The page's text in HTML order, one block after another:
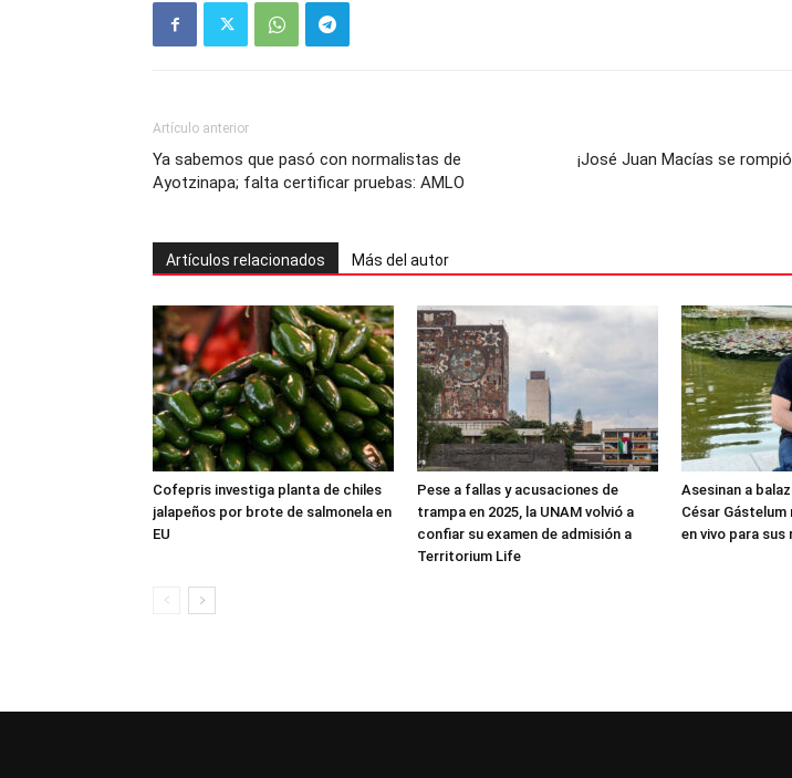
Artículo anterior
Ya sabemos que pasó con normalistas de
Ayotzinapa; falta certificar pruebas: AMLO
¡José Juan Macías se
Artículos relacionados Más del autor
Cofepris investiga planta de chiles
jalapeños por brote de salmonela en
EU
Pese a fallas y acusaciones de
trampa en 2025, la UNAM volvió a
confiar su examen de admisión a
Territorium Life
Asesinan a
César
en vivo para